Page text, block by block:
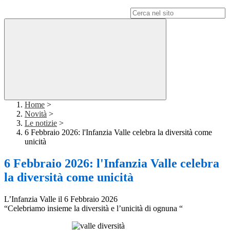
Home >
Novità >
Le notizie >
6 Febbraio 2026: l'Infanzia Valle celebra la diversità come
unicità
6 Febbraio 2026: l'Infanzia Valle celebra
la diversità come unicità
L’Infanzia Valle il 6 Febbraio 2026
“Celebriamo insieme la diversità e l’unicità di ognuna “